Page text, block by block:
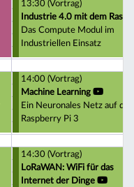
13:30 (Vortrag)
Industrie 4.0 mit dem Raspi
Das Compute Modul im
Industriellen Einsatz
14:00 (Vortrag)
Machine Learning
Ein Neuronales Netz auf
Raspberry Pi 3
14:30 (Vortrag)
LoRaWAN: WiFi für das
Internet der Dinge